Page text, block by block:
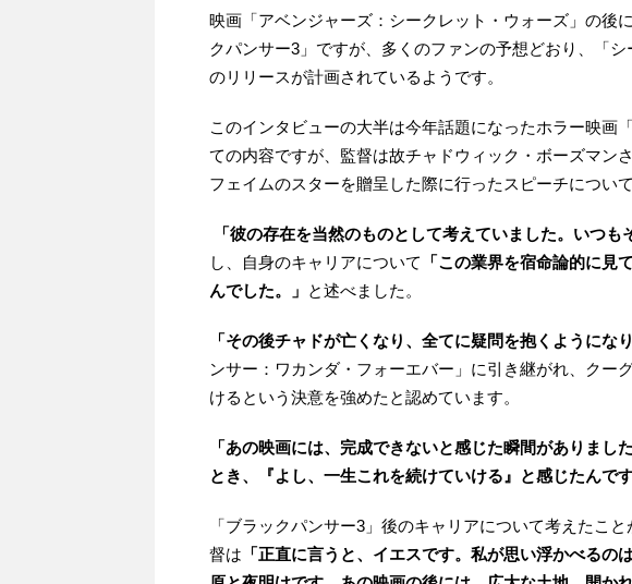
映画「アベンジャーズ：シークレット・ウォーズ」の後
クパンサー3」ですが、多くのファンの予想どおり、「
のリリースが計画されているようです。
このインタビューの大半は今年話題になったホラー映画
ての内容ですが、監督は故チャドウィック・ボーズマン
フェイムのスターを贈呈した際に行ったスピーチについ
「彼の存在を当然のものとして考えていました。いつも
し、自身のキャリアについて
「この業界を宿命論的に見
んでした。」
と述べました。
「その後チャドが亡くなり、全てに疑問を抱くようにな
ンサー：ワカンダ・フォーエバー」に引き継がれ、クー
けるという決意を強めたと認めています。
「あの映画には、完成できないと感じた瞬間がありまし
とき、『よし、一生これを続けていける』と感じたんです
「ブラックパンサー3」後のキャリアについて考えたこ
督は 「正直に言うと、イエスです。私が思い浮かべるの